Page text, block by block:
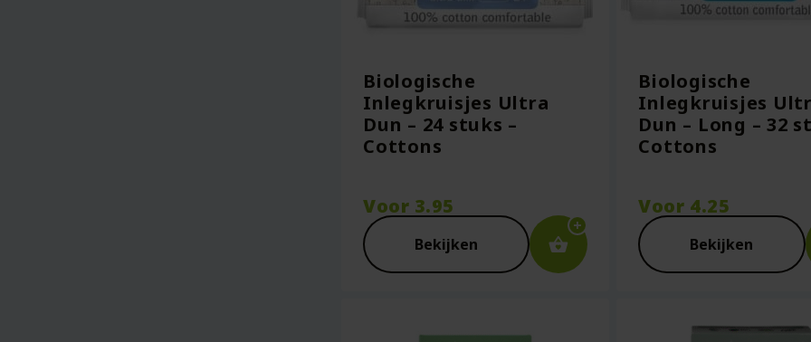
Biologische
Inlegkruisjes Ultra
Dun – 24 stuks –
Cottons
Voor 3.95
Bekijken
Biologische
Inlegkruisjes
Dun – Long – 32
Cottons
Voor 4.25
Bekijken